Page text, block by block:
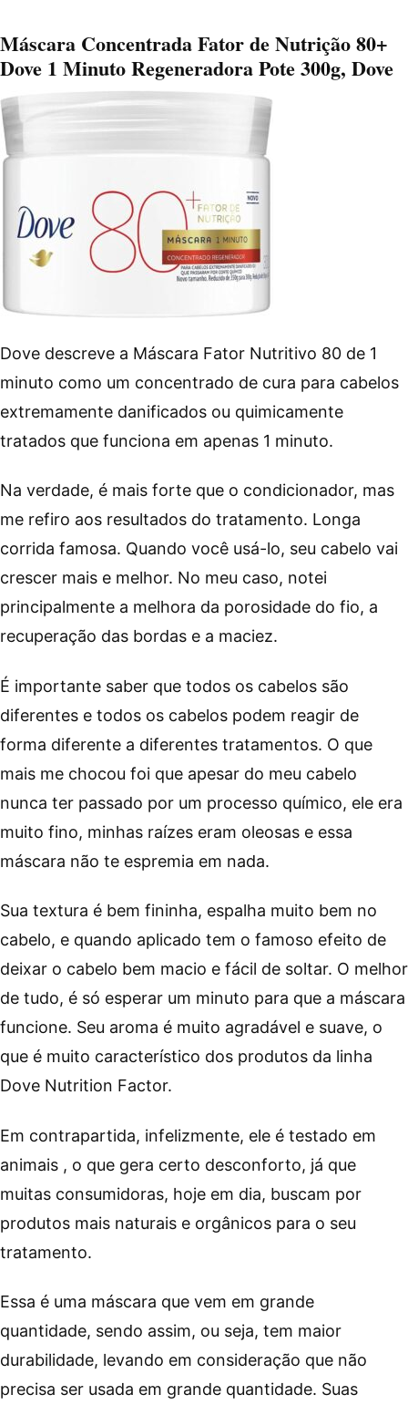
Máscara Concentrada Fator de Nutrição 80+
Dove 1 Minuto Regeneradora Pote 300g, Dove
Dove descreve a Máscara Fator Nutritivo 80 de 1
minuto como um concentrado de cura para cabelos
extremamente danificados ou quimicamente
tratados que funciona em apenas 1 minuto.
Na verdade, é mais forte que o condicionador, mas
me refiro aos resultados do tratamento. Longa
corrida famosa. Quando você usá-lo, seu cabelo vai
crescer mais e melhor. No meu caso, notei
principalmente a melhora da porosidade do fio, a
recuperação das bordas e a maciez.
É importante saber que todos os cabelos são
diferentes e todos os cabelos podem reagir de
forma diferente a diferentes tratamentos. O que
mais me chocou foi que apesar do meu cabelo
nunca ter passado por um processo químico, ele era
muito fino, minhas raízes eram oleosas e essa
máscara não te espremia em nada.
Sua textura é bem fininha, espalha muito bem no
cabelo, e quando aplicado tem o famoso efeito de
deixar o cabelo bem macio e fácil de soltar. O melhor
de tudo, é só esperar um minuto para que a máscara
funcione. Seu aroma é muito agradável e suave, o
que é muito característico dos produtos da linha
Dove Nutrition Factor.
Em contrapartida, infelizmente, ele é testado em
animais , o que gera certo desconforto, já que
muitas consumidoras, hoje em dia, buscam por
produtos mais naturais e orgânicos para o seu
tratamento.
Essa é uma máscara que vem em grande
quantidade, sendo assim, ou seja, tem maior
durabilidade, levando em consideração que não
precisa ser usada em grande quantidade. Suas